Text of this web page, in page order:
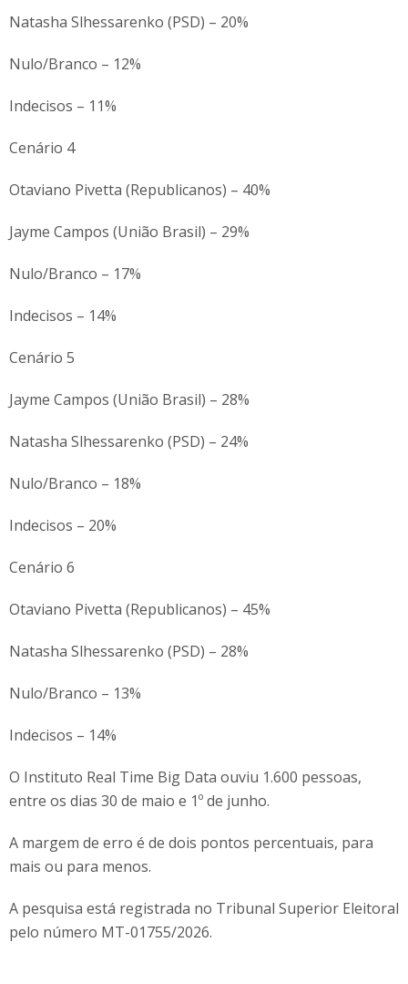
Natasha Slhessarenko (PSD) – 20%
Nulo/Branco – 12%
Indecisos – 11%
Cenário 4
Otaviano Pivetta (Republicanos) – 40%
Jayme Campos (União Brasil) – 29%
Nulo/Branco – 17%
Indecisos – 14%
Cenário 5
Jayme Campos (União Brasil) – 28%
Natasha Slhessarenko (PSD) – 24%
Nulo/Branco – 18%
Indecisos – 20%
Cenário 6
Otaviano Pivetta (Republicanos) – 45%
Natasha Slhessarenko (PSD) – 28%
Nulo/Branco – 13%
Indecisos – 14%
O Instituto Real Time Big Data ouviu 1.600 pessoas,
entre os dias 30 de maio e 1º de junho.
A margem de erro é de dois pontos percentuais, para
mais ou para menos.
A pesquisa está registrada no Tribunal Superior Eleitoral
pelo número MT-01755/2026.